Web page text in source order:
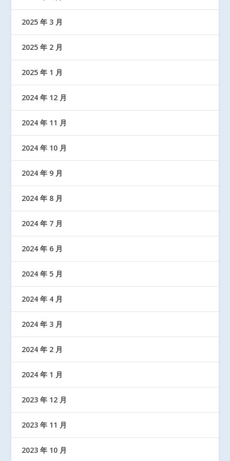
2025 年 3 月
2025 年 2 月
2025 年 1 月
2024 年 12 月
2024 年 11 月
2024 年 10 月
2024 年 9 月
2024 年 8 月
2024 年 7 月
2024 年 6 月
2024 年 5 月
2024 年 4 月
2024 年 3 月
2024 年 2 月
2024 年 1 月
2023 年 12 月
2023 年 11 月
2023 年 10 月